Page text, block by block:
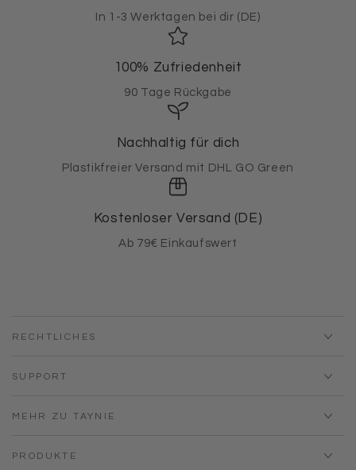
In 1-3 Werktagen bei dir (DE)
100% Zufriedenheit
90 Tage Rückgabe
Nachhaltig für dich
Plastikfreier Versand mit DHL GO Green
Kostenloser Versand (DE)
Ab 79€ Einkaufswert
RECHTLICHES
SUPPORT
MEHR ZU TAYNIE
PRODUKTE